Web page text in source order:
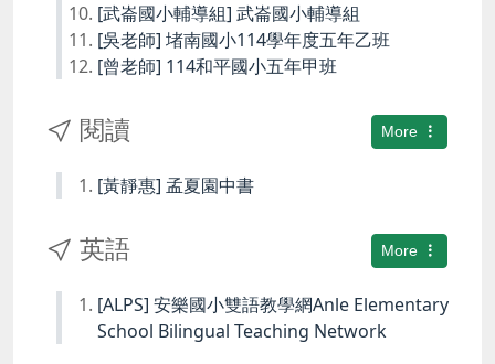
[武崙國小輔導組] 武崙國小輔導組
[吳老師] 堵南國小114學年度五年乙班
[曾老師] 114和平國小五年甲班
More
閱讀
[黃靜惠] 孟夏園中書
More
英語
[ALPS] 安樂國小雙語教學網Anle Elementary
School Bilingual Teaching Network